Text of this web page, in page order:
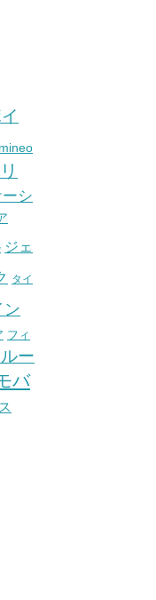
mineo
シ
ジェ
タイ
ン
フィ
ー
バ